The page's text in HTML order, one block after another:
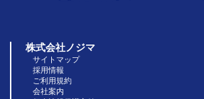
株式会社ノジマ
サイトマップ
採用情報
ご利用規約
会社案内